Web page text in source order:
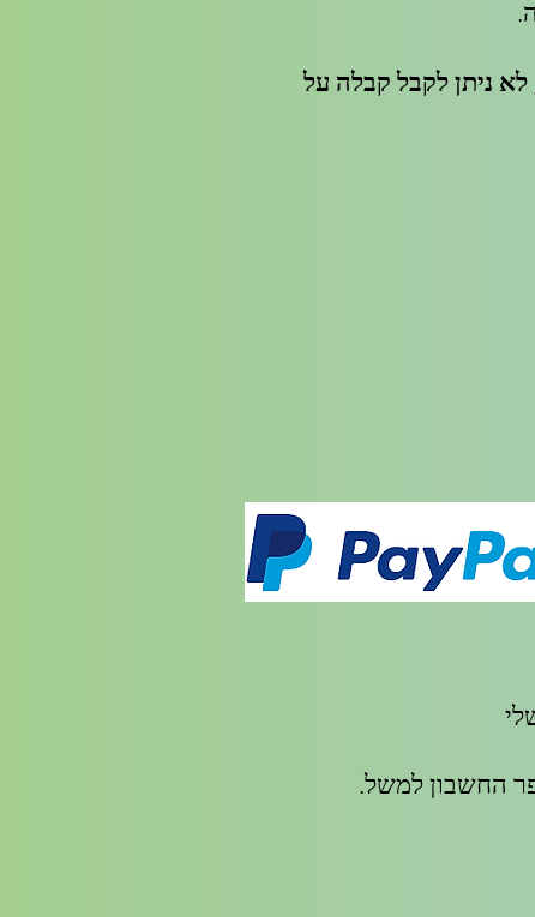
ניתן לקבל קבלה על